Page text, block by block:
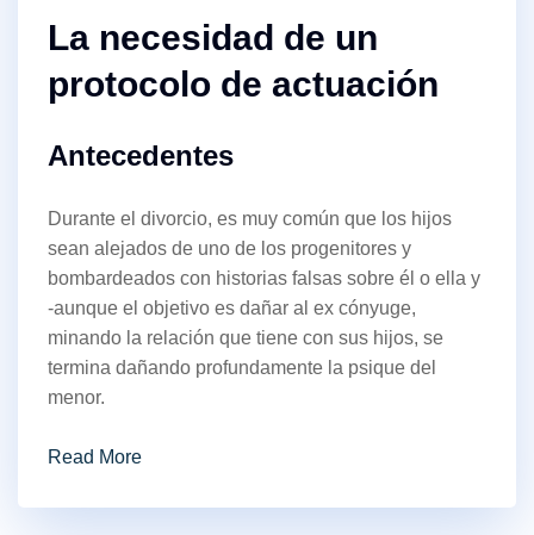
La necesidad de un
protocolo de actuación
Antecedentes
Durante el divorcio, es muy común que los hijos
sean alejados de uno de los progenitores y
bombardeados con historias falsas sobre él o ella y
-aunque el objetivo es dañar al ex cónyuge,
minando la relación que tiene con sus hijos, se
termina dañando profundamente la psique del
menor.
Read More